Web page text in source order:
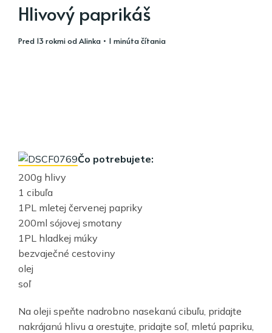
Hlivový paprikáš
pred 13 rokmiodAlinka • 1 minúta čítania
Čo potrebujete:
200g hlivy
1 cibuľa
1PL mletej červenej papriky
200ml sójovej smotany
1PL hladkej múky
bezvaječné cestoviny
olej
soľ
Na oleji speňte nadrobno nasekanú cibuľu, pridajte
nakrájanú hlivu a orestujte, pridajte soľ, mletú papriku,